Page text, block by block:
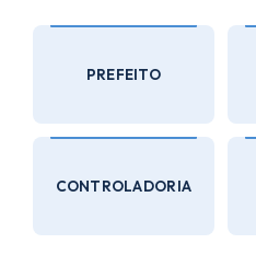
PREFEITO
CONTROLADORIA